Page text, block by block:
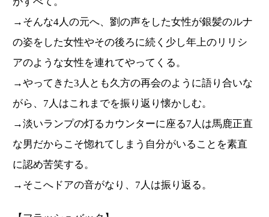
→そんな4人の元へ、劉の声をした女性が銀髪のルナ
の姿をした女性やその後ろに続く少し年上のリリシ
アのような女性を連れてやってくる。
→やってきた3人とも久方の再会のように語り合いな
がら、7人はこれまでを振り返り懐かしむ。
→淡いランプの灯るカウンターに座る7人は馬鹿正直
な男だからこそ惚れてしまう自分がいることを素直
に認め苦笑する。
→そこへドアの音がなり、7人は振り返る。